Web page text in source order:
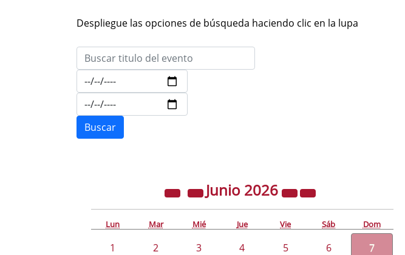
Despliegue las opciones de búsqueda haciendo clic en la lupa
Junio 2026
Lun Mar Mié Jue Vie Sáb Dom
1 2 3 4 5 6 7